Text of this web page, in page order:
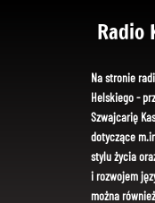
Radio
Na stronie
Helskiego -
Szwajcarię
dotyczące
stylu życia
i rozwojem
można